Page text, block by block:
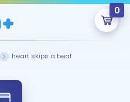
0
An Boş.
heart skips a beat